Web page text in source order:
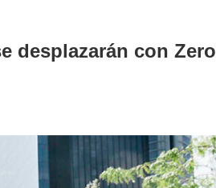
desplazarán con Zero